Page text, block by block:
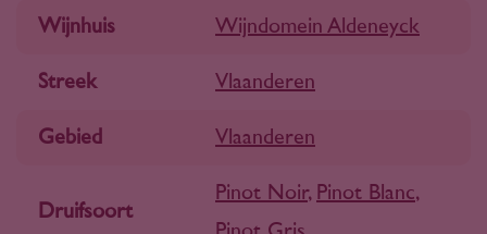
Wijnhuis Wijndomein Aldeneyck
Streek Vlaanderen
Gebied Vlaanderen
Druifsoort
Pinot Noir, Pinot Blanc,